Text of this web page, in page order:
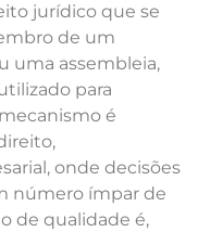
jurídico que se
de um
uma assembleia,
para
é
onde decisões
número ímpar de
de qualidade é,